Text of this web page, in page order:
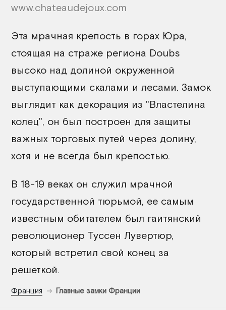
www.chateaudejoux.com
Эта мрачная крепость в горах Юра,
стоящая на страже региона Doubs
высоко над долиной окруженной
выступающими скалами и лесами. Замок
выглядит как декорация из "Властелина
колец", он был построен для защиты
важных торговых путей через долину,
хотя и не всегда был крепостью.
В 18-19 веках он служил мрачной
государственной тюрьмой, ее самым
известным обитателем был гаитянский
революционер Туссен Лувертюр,
который встретил свой конец за
решеткой.
Франция Главные замки Франции